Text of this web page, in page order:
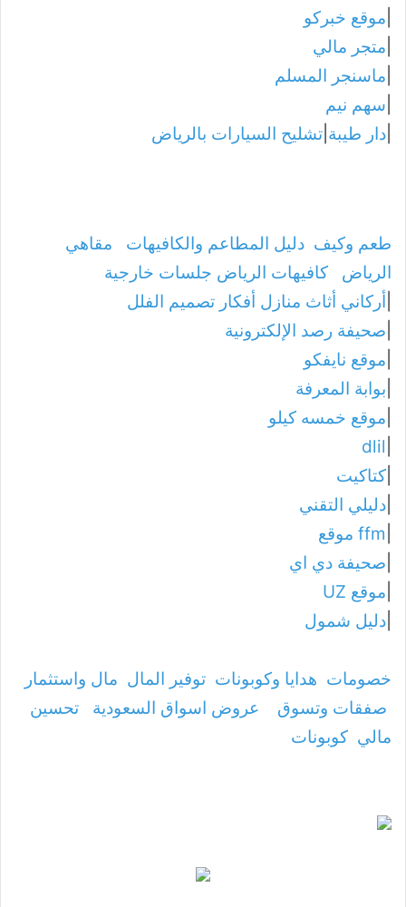
موقع خبركو
متجر مالي
ماسنجر المسلم
سهم نيم
دار طيبة تشليح السيارات بالرياض
طعم وكيف دليل المطاعم والكافيهات
مقاهي
الرياض
كافيهات الرياض جلسات خارجية
أركاني أثاث منازل أفكار تصميم الفلل
صحيفة رصد الإلكترونية
موقع نايفكو
بوابة المعرفة
موقع خمسه كيلو
dlil
كتاكيت
دليلي التقني
ffm موقع
صحيفة دي اي
موقع UZ
دليل شمول
خصومات هدايا وكوبونات توفير المال مال واستثمار
صفقات وتسوق
عروض اسواق السعودية
تحسين
مالي كوبونات